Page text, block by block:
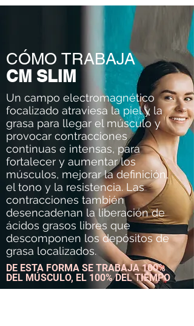
CÓMO TRABAJA
CM SLIM
Un campo electromagnético
focalizado atraviesa la piel y la
grasa para llegar el músculo y
provocar contracciones
continuas e intensas, para
fortalecer y aumentar los
músculos, mejorar la definición,
el tono y la resistencia. Las
contracciones también
desencadenan la liberación de
ácidos grasos libres que
descomponen los depósitos de
grasa localizados.
DE ESTA FORMA SE TRABAJA 100%
DEL MÚSCULO, EL 100% DEL TIEMPO